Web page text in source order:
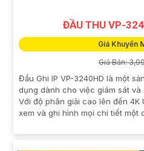
ĐẦU THU VP-
Giá Khuyến
Giá Bán:
Đầu Ghi IP VP-3240HD là một
dụng dành cho việc giám sát và
Với độ phân giải cao lên đến 4K
xem và ghi hình mọi chi tiết một